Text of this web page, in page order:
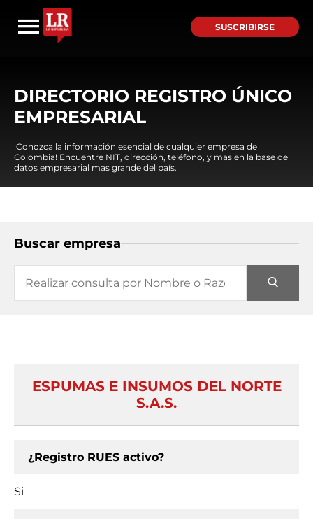
SUSCRIBIRSE
DIRECTORIO REGISTRO ÚNICO
EMPRESARIAL
¡Conozca la información esencial de cualquier empresa de
Colombia! Encuentre NIT, dirección, teléfono, y mas en la base de
datos empresarial mas grande del país.
Buscar empresa
ESPUMAS E INSUMOS DEL NORTE
S.A.S.
¿Registro RUES activo?
Si